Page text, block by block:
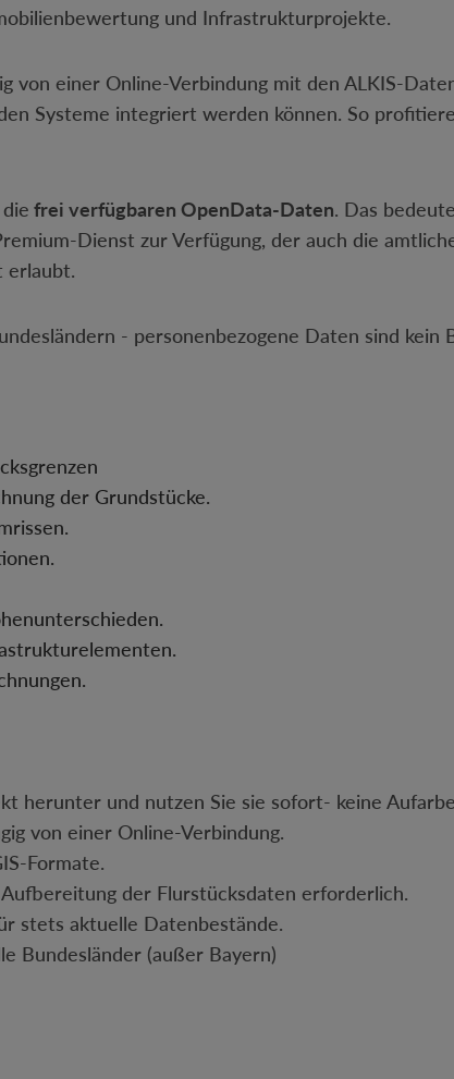
und Infrastrukturprojekte.
von einer Online-Verbindung mit den ALKIS-
Systeme integriert werden können. So
frei verfügbaren OpenData-Daten. Das
Dienst zur Verfügung, der auch die
erlaubt.
- personenbezogene Daten sind kein
der Grundstücke.
herunter und nutzen Sie sie sofort- keine
von einer Online-Verbindung.
Formate.
der Flurstücksdaten erforderlich.
stets aktuelle Datenbestände.
Bundesländer (außer Bayern)